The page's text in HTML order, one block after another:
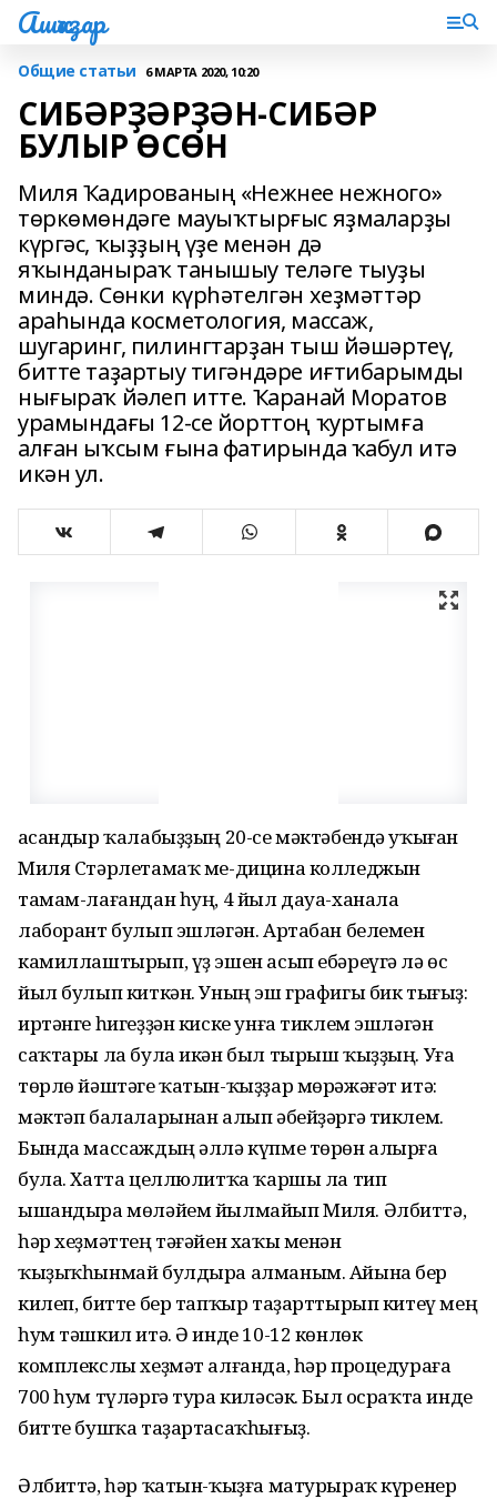
Ашҡаҙар
Общие статьи 6 МАРТА 2020, 10:20
СИБӘРҘӘРҘӘН-СИБӘР
БУЛЫР ӨСӨН
Миля Ҡадированың «Нежнее нежного»
төркөмөндәге мауыҡтырғыс яҙмаларҙы
күргәс, ҡыҙҙың үҙе менән дә
яҡынданыраҡ танышыу теләге тыуҙы
миндә. Сөнки күрһәтелгән хеҙмәттәр
араһында косметология, массаж,
шугаринг, пилингтарҙан тыш йәшәртеү,
битте таҙартыу тигәндәре иғтибарымды
нығыраҡ йәлеп итте. Ҡаранай Моратов
урамындағы 12-се йорттоң ҡуртымға
алған ыҡсым ғына фатирында ҡабул итә
икән ул.
Ҡасандыр ҡалабыҙҙың 20-се мәктәбендә уҡыған
Миля Стәрлетамаҡ ме-дицина колледжын
тамам-лағандан һуң, 4 йыл дауа-ханала
лаборант булып эшләгән. Артабан белемен
камиллаштырып, үҙ эшен асып ебәреүгә лә өс
йыл булып киткән. Уның эш графигы бик тығыҙ:
иртәнге һигеҙҙән киске унға тиклем эшләгән
саҡтары ла була икән был тырыш ҡыҙҙың. Уға
төрлө йәштәге ҡатын-ҡыҙҙар мөрәжәғәт итә:
мәктәп балаларынан алып әбейҙәргә тиклем.
Бында массаждың әллә күпме төрөн алырға
була. Хатта целлюлитҡа ҡаршы ла тип
ышандыра мөләйем йылмайып Миля. Әлбиттә,
һәр хеҙмәттең тәғәйен хаҡы менән
ҡыҙыҡһынмай булдыра алманым. Айына бер
килеп, битте бер тапҡыр таҙарттырып китеү мең
һум тәшкил итә. Ә инде 10-12 көнлөк
комплекслы хеҙмәт алғанда, һәр процедураға
700 һум түләргә тура киләсәк. Был осраҡта инде
битте бушҡа таҙартасаҡһығыҙ.
Әлбиттә, һәр ҡатын-ҡыҙға матурыраҡ күренер